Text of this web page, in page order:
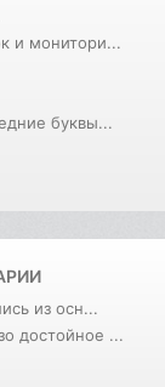
и монитори...
буквы...
из осн...
достойное ...